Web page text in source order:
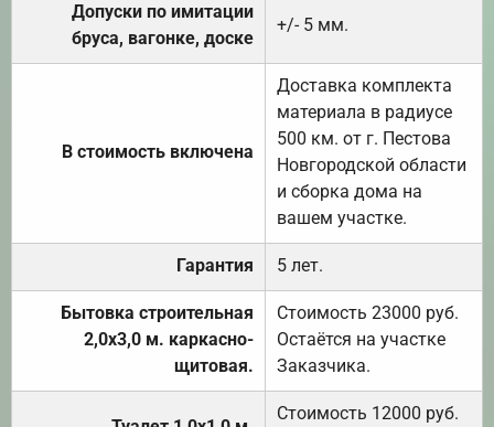
Допуски по имитации
бруса, вагонке, доске
+/- 5 мм.
В стоимость включена
Доставка комплекта
материала в радиусе
500 км. от г. Пестова
Новгородской области
и сборка дома на
вашем участке.
Гарантия 5 лет.
Бытовка строительная
2,0х3,0 м. каркасно-
щитовая.
Стоимость 23000 руб.
Остаётся на участке
Заказчика.
Стоимость 12000 руб.